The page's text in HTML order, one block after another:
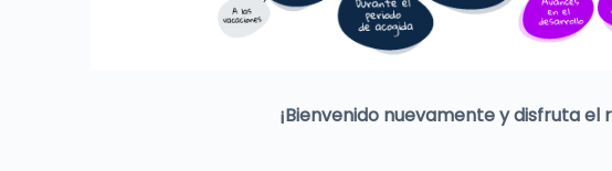
¡Bienvenido nuevamente y disfruta el